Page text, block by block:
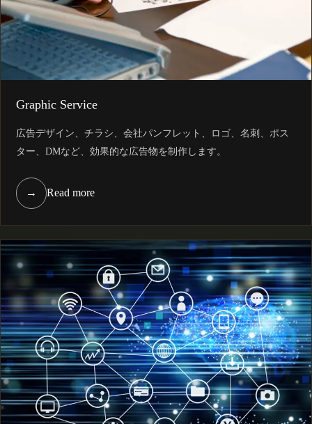
Graphic Service
広告デザイン、チラシ、会社パンフレット、ロゴ、名刺、ポス
ター、DMなど、効果的な広告物を制作します。
→ Read more